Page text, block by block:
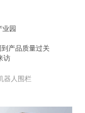
园
产品质量过关
访
器人围栏